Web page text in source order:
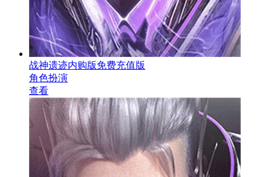
战神遗迹内购版免费充值版
角色扮演
查看